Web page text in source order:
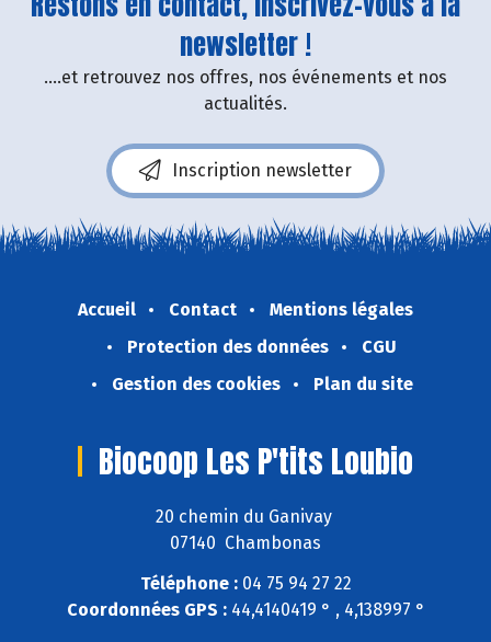
newsletter !
....et retrouvez nos offres, nos événements et nos
actualités.
Inscription newsletter
Accueil Contact
Mentions légales
Protection des données
CGU
Gestion des cookies
Plan du site
Biocoop Les P'tits Loubio
20 chemin du Ganivay
07140 Chambonas
Téléphone :04 75 94 27 22
Coordonnées GPS :44,4140419 ° , 4,138997 °